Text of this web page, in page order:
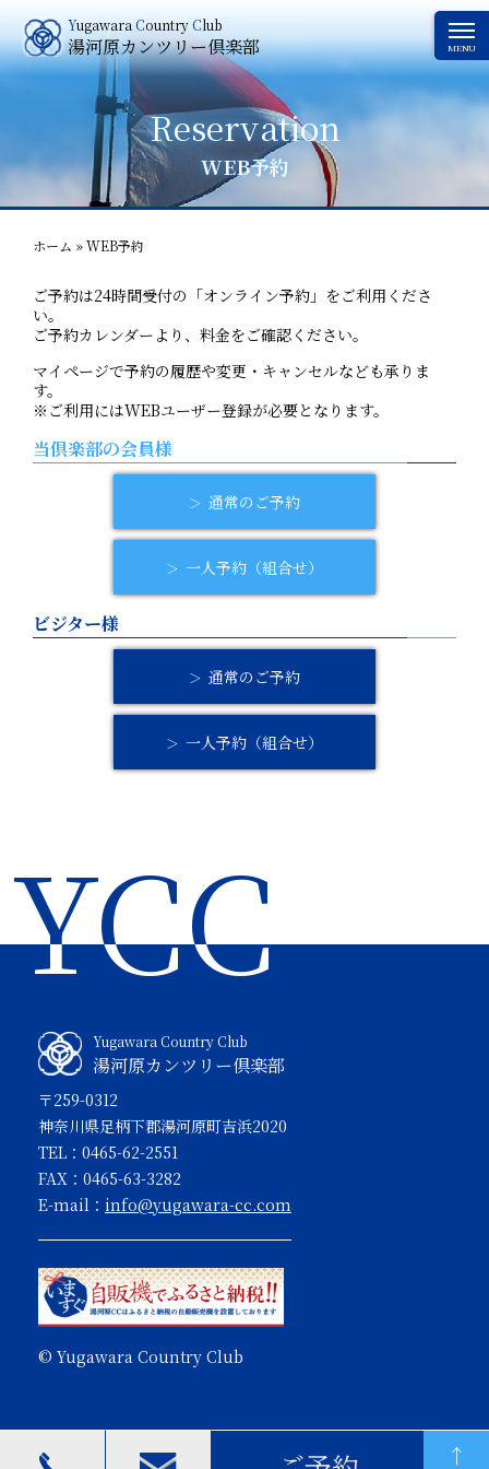
Yugawara CountryClub
湯河原カンツリー倶楽部 MENU
WEB予約
ホーム »WEB予約
ご予約は24時間受付の「オンライン予約」をご利用くださ
い。
ご予約カレンダーより、料金をご確認ください。
マイページで予約の履歴や変更・キャンセルなども承りま
す。
※ご利用にはWEBユーザー登録が必要となります。
当倶楽部の会員様
通常のご予約
一人予約（組合せ）
ビジター様
通常のご予約
一人予約（組合せ）
YCC
Yugawara Country Club
湯河原カンツリー倶楽部
〒259-0312
神奈川県足柄下郡湯河原町吉浜2020
TEL：0465-62-2551
FAX：0465-63-3282
E-mail： info@yugawara-cc.com
© Yugawara Country Club